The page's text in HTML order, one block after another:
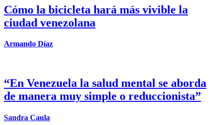
Cómo la bicicleta hará más vivible la
ciudad venezolana
Armando Díaz
“En Venezuela la salud mental se aborda
de manera muy simple o reduccionista”
Sandra Caula